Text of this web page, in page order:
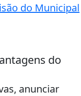
do Municipal
do
anunciar